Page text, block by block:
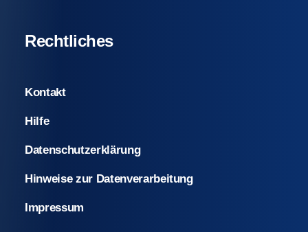
Rechtliches
Kontakt
Hilfe
Datenschutzerklärung
Hinweise zur Datenverarbeitung
Impressum